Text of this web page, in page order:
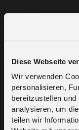
Diese Webseite
Wir verwenden
personalisieren,
bereitzustellen
analysieren, um
teilen wir
Wir errichten
Deutschland
Auf Anfrage
LoRaWAN-
Ländern an.
Ökosystem